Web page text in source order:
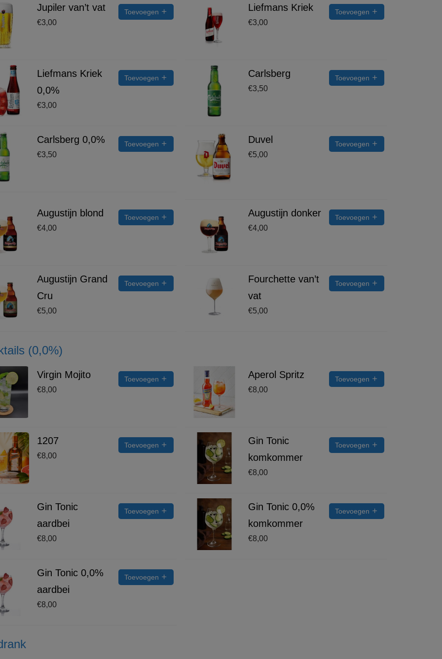
Jupiler van’t vat
€3,00
Toevoegen Liefmans Kriek
€3,00
Toevoegen
Liefmans Kriek
0,0%
€3,00
Toevoegen Carlsberg
€3,50
Toevoegen
Carlsberg 0,0%
€3,50
Toevoegen Duvel
€5,00
Toevoegen
Augustijn blond
€4,00
Toevoegen Augustijn donker
€4,00
Toevoegen
Augustijn Grand
Cru
€5,00
Toevoegen
Fourchette van’t
vat
€5,00
Toevoegen
(0,0%)
Virgin Mojito
€8,00
Toevoegen Aperol Spritz
€8,00
Toevoegen
1207
€8,00
Toevoegen
Gin Tonic
komkommer
€8,00
Toevoegen
Gin Tonic
aardbei
€8,00
Toevoegen
Gin Tonic 0,0%
komkommer
€8,00
Toevoegen
Gin Tonic 0,0%
aardbei
€8,00
Toevoegen